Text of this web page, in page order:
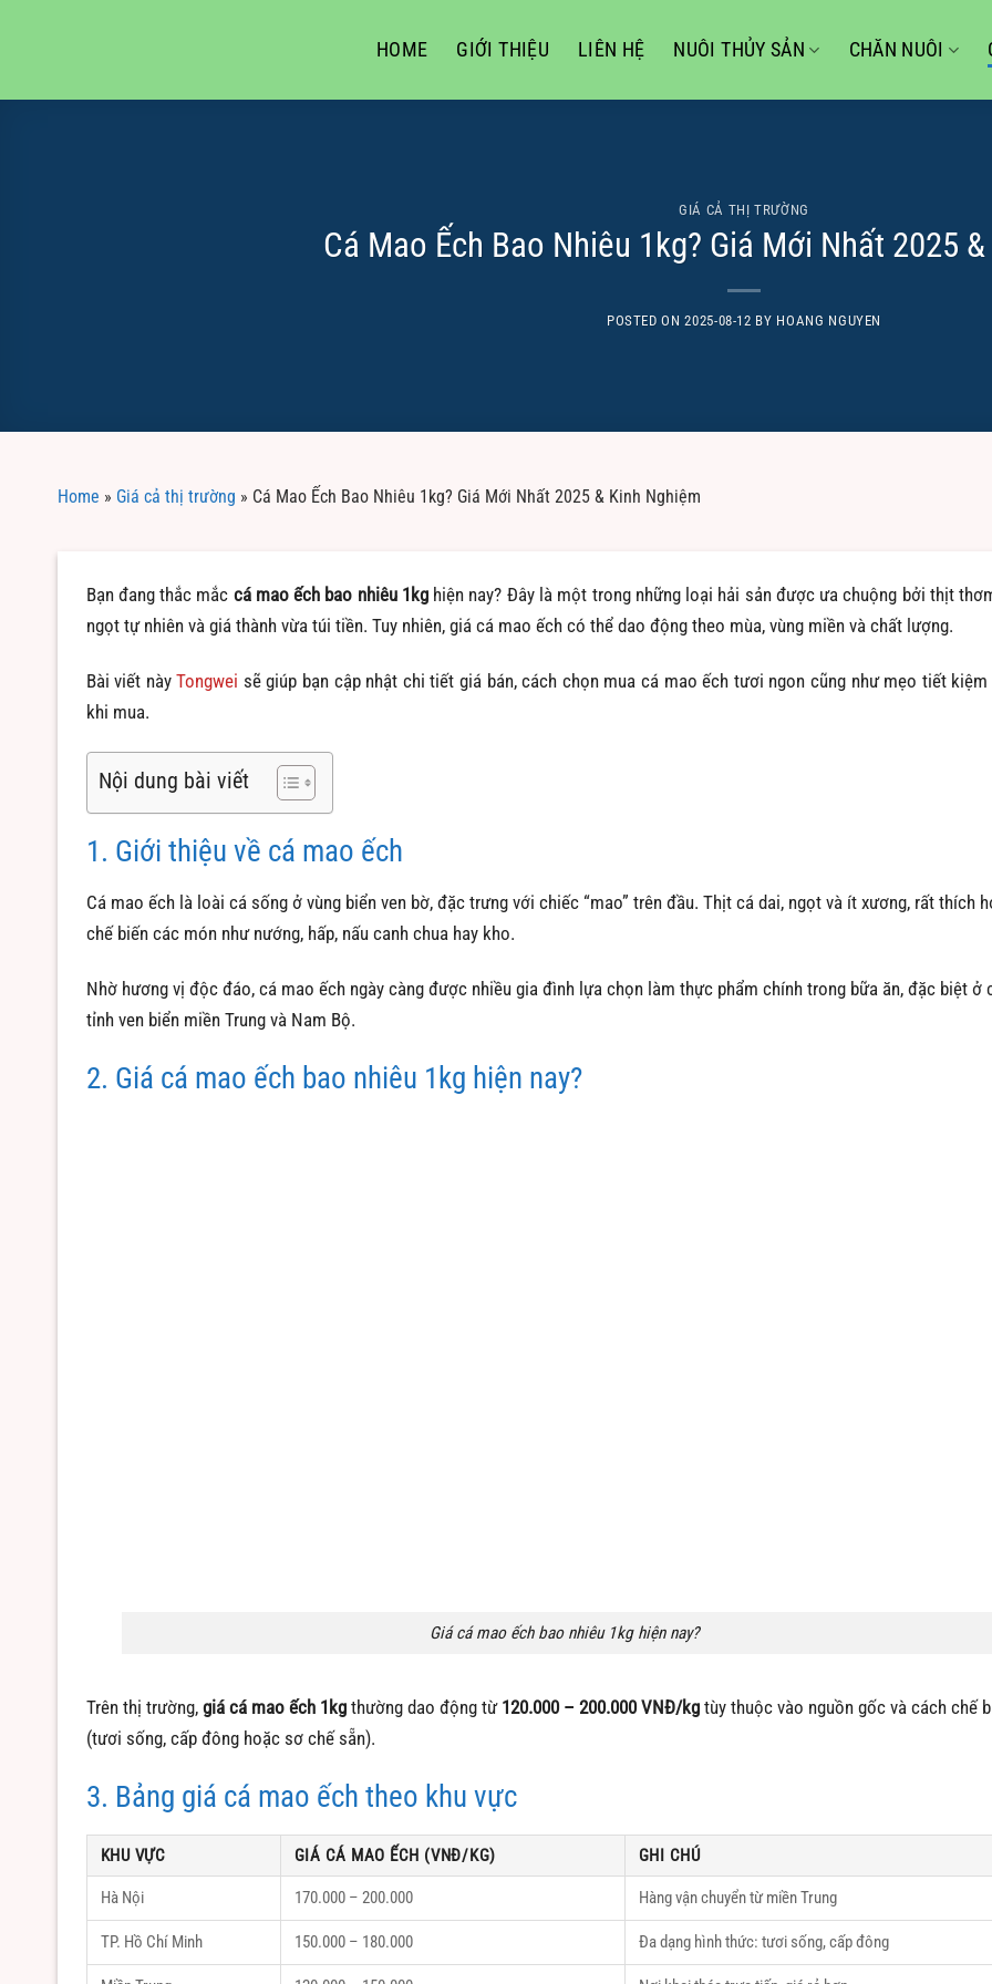
HOME GIỚI THIỆU LIÊN HỆ NUÔI THỦY SẢN CHĂN NUÔI
GIÁ CẢ THỊ TRƯỜNG
Cá Mao Ếch Bao Nhiêu 1kg? Giá Mới Nhất 2025
POSTED ON2025-08-12 BY HOANG NGUYEN
Home » Giá cả thị trường » Cá Mao Ếch Bao Nhiêu 1kg? Giá Mới Nhất 2025 & Kinh Nghiệm
Bạn đang thắc mắc cá mao ếch bao nhiêu 1kghiện nay? Đây là một trong những loại hải sản được ưa chuộng bởi thịt
ngọt tự nhiên và giá thành vừa túi tiền. Tuy nhiên, giá cá mao ếch có thể dao động theo mùa, vùng miền và chất lượng.
Bài viết nàyTongwei sẽ giúp bạn cập nhật chi tiết giá bán, cách chọn mua cá mao ếch tươi ngon cũng như mẹo tiết
khi mua.
Nội dung bài viết
1. Giới thiệu về cá mao ếch
Cá mao ếch là loài cá sống ở vùng biển ven bờ, đặc trưng với chiếc “mao” trên đầu. Thịt cá dai, ngọt và ít xương, rất thích
chế biến các món như nướng, hấp, nấu canh chua hay kho.
Nhờ hương vị độc đáo, cá mao ếch ngày càng được nhiều gia đình lựa chọn làm thực phẩm chính trong bữa ăn, đặc biệt ở
tỉnh ven biển miền Trung và Nam Bộ.
2. Giá cá mao ếch bao nhiêu 1kg hiện nay?
Giá cá mao ếch bao nhiêu 1kg hiện nay?
Trên thị trường, giá cá mao ếch 1kgthường dao động từ 120.000 – 200.000 VNĐ/kgtùy thuộc vào nguồn gốc và cách chế
(tươi sống, cấp đông hoặc sơ chế sẵn).
3. Bảng giá cá mao ếch theo khu vực
KHU VỰC GIÁ CÁ MAO ẾCH (VNĐ/KG) GHI CHÚ
Hà Nội 170.000 – 200.000 Hàng vận chuyển từ miền Trung
TP. Hồ Chí Minh 150.000 – 180.000 Đa dạng hình thức: tươi sống, cấp đông